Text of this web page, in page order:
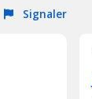
Signaler